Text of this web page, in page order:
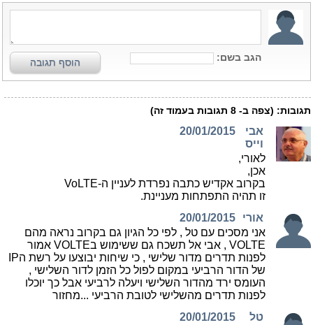
הגב בשם: הוסף תגובה
תגובות: (צפה ב- 8 תגובות בעמוד זה)
אבי
וייס
20/01/2015
לאורי,
אכן,
בקרוב אקדיש כתבה נפרדת לעניין ה-VoLTE
זו תהיה התפתחות מעניינת.
אורי
20/01/2015
אני מסכים עם טל , לפי כל הגיון גם בקרוב נראה מהם
VOLTE , אבי אל תשכח גם ששימוש בVOLTE אמור
לפנות תדרים מדור שלישי , כי שיחות יבוצעו על רשת הIP
של הדור הרביעי במקום לפול כל הזמן לדור השלישי ,
העומס ירד מהדור השלישי ויעלה לרביעי אבל כך יוכלו
לפנות תדרים מהשלישי לטובת הרביעי ...מחזור
טל
20/01/2015